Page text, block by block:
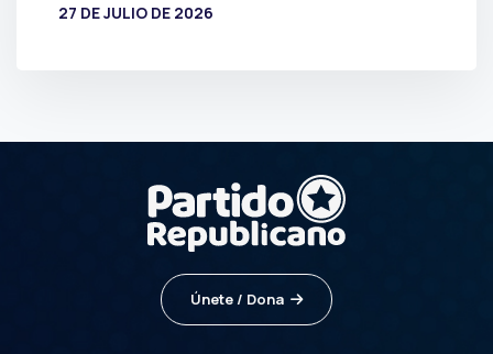
27 DE JULIO DE 2026
Únete / Dona